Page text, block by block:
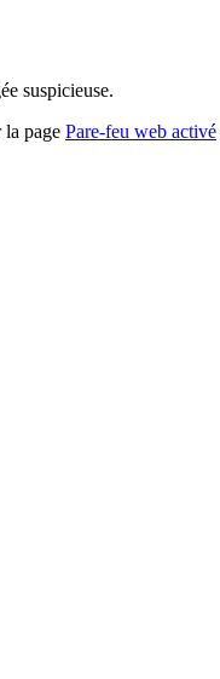
suspicieuse.
la page Pare-feu web activé